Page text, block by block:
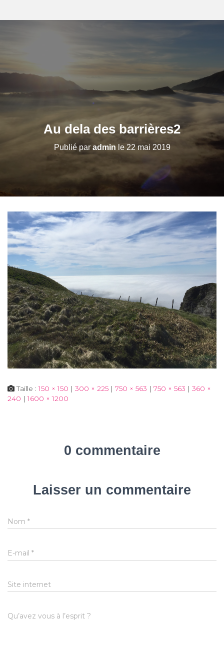
Au dela des barrières2
Publié par admin le 22 mai 2019
Taille :150 × 150 | 300 × 225 | 750 × 563 | 750 × 563 | 360 ×
240 | 1600 × 1200
0 commentaire
Laisser un commentaire
Nom *
E-mail *
Site internet
Qu’avez vous à l’esprit ?